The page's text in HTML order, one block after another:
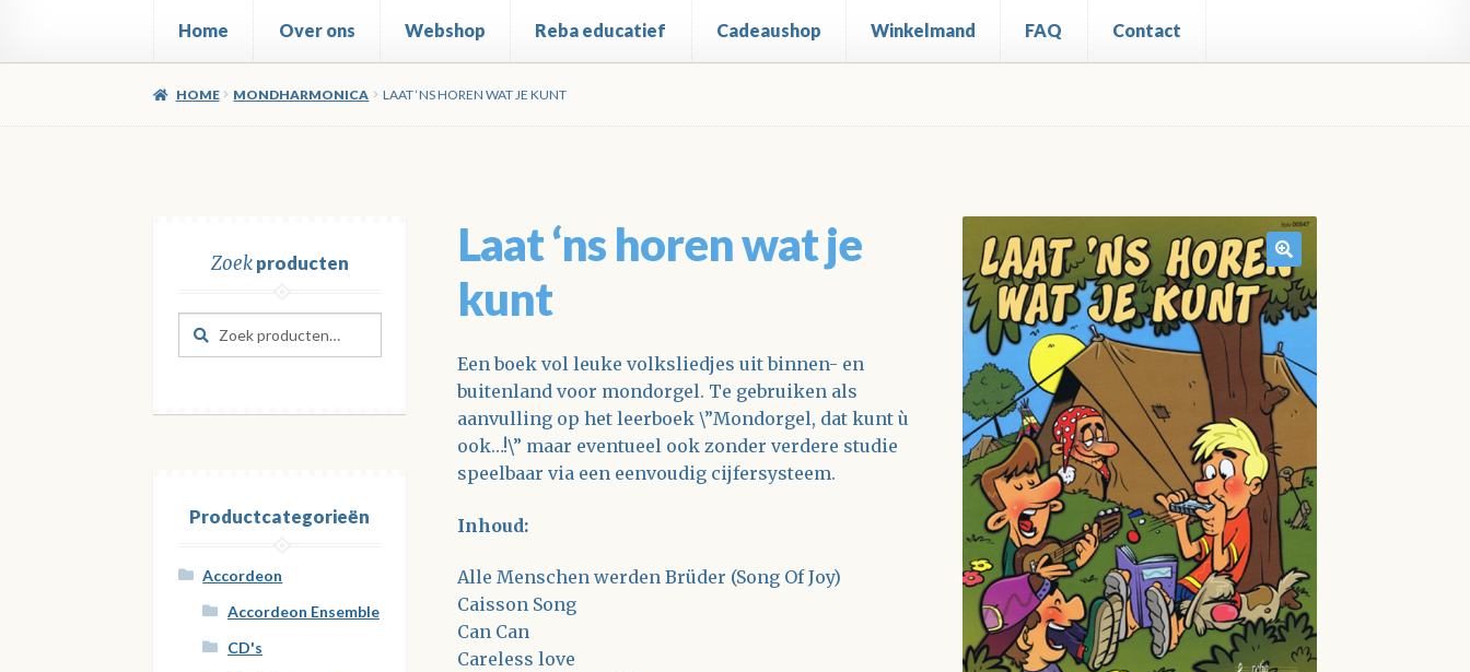
Home Over ons Webshop Reba educatief Cadeaushop Winkelmand FAQ Contact
HOME MONDHARMONICA LAAT ‘NS HOREN WAT JE KUNT
Laat ‘ns horen wat je
kunt
Een boek vol leuke volksliedjes uit binnen- en
buitenland voor mondorgel. Te gebruiken als
aanvulling op het leerboek \”Mondorgel, dat kunt ù
ook…!\” maar eventueel ook zonder verdere studie
speelbaar via een eenvoudig cijfersysteem.
Inhoud:
Alle Menschen werden Brüder (Song Of Joy)
Caisson Song
Can Can
Careless love
Zoekproducten
Zoeken
naar:
Zoeken
Productcategorieën
Accordeon
Accordeon Ensemble
CD's